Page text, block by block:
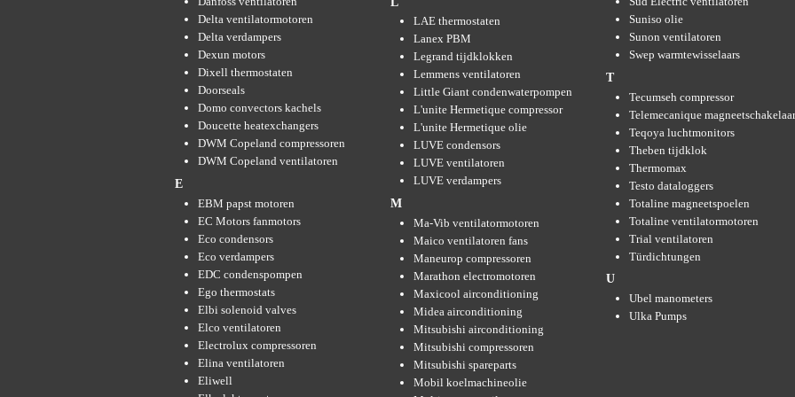
Delta ventilatormotoren
Delta verdampers
Dexun motors
Dixell thermostaten
Doorseals
Domo convectors kachels
Doucette heatexchangers
DWM Copeland compressoren
DWM Copeland ventilatoren
E
EBM papst motoren
EC Motors fanmotors
Eco condensors
Eco verdampers
EDC condenspompen
Ego thermostats
Elbi solenoid valves
Elco ventilatoren
Electrolux compressoren
Elina ventilatoren
Eliwell
LAE thermostaten
Lanex PBM
Legrand tijdklokken
Lemmens ventilatoren
Little Giant condenwaterpompen
L'unite Hermetique compressor
L'unite Hermetique olie
LUVE condensors
LUVE ventilatoren
LUVE verdampers
M
Ma-Vib ventilatormotoren
Maico ventilatoren fans
Maneurop compressoren
Marathon electromotoren
Maxicool airconditioning
Midea airconditioning
Mitsubishi airconditioning
Mitsubishi compressoren
Mitsubishi spareparts
Mobil koelmachineolie
Suniso olie
Sunon ventilatoren
Swep warmtewisselaars
T
Tecumseh compressor
Telemecanique
Teqoya luchtmonitors
Theben tijdklok
Thermomax
Testo dataloggers
Totaline magneetspoelen
Totaline ventilatormotoren
Trial ventilatoren
Türdichtungen
U
Ubel manometers
Ulka Pumps